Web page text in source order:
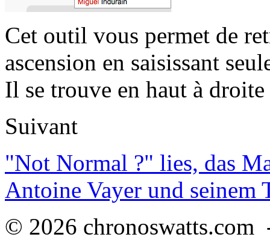
Cet outil vous permet de
ascension en saisissant
Il se trouve en haut à
Suivant
"Not Normal ?" lies, das
Antoine Vayer und seinem
© 2026